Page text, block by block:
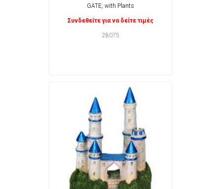
GATE, with Plants
Συνδεθείτε για να δείτε τιμές
28075